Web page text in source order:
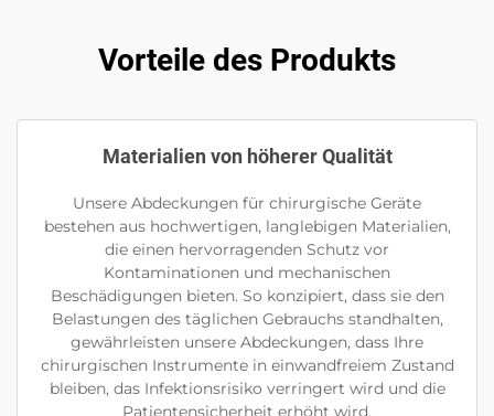
Vorteile des Produkts
Materialien von höherer Qualität
Unsere Abdeckungen für chirurgische Geräte
bestehen aus hochwertigen, langlebigen Materialien,
die einen hervorragenden Schutz vor
Kontaminationen und mechanischen
Beschädigungen bieten. So konzipiert, dass sie den
Belastungen des täglichen Gebrauchs standhalten,
gewährleisten unsere Abdeckungen, dass Ihre
chirurgischen Instrumente in einwandfreiem Zustand
bleiben, das Infektionsrisiko verringert wird und die
Patientensicherheit erhöht wird.